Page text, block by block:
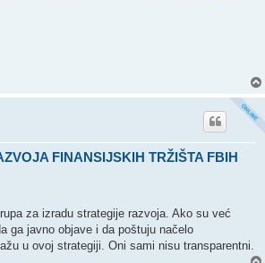
FINANSIJSKIH TRŽIŠTA FBIH
za izradu strategije razvoja. Ako su već
ga javno objave i da poštuju načelo
u ovoj strategiji. Oni sami nisu transparentni.